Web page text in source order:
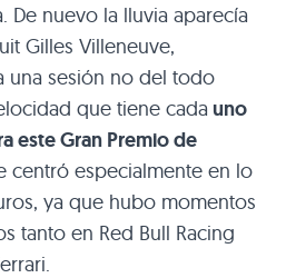
De nuevo la lluvia aparecía
Gilles Villeneuve,
una sesión no del todo
que tiene cada uno
este Gran Premio de
centró especialmente en lo
ya que hubo momentos
tanto en Red Bull Racing